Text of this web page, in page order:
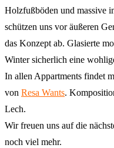
Holzfußböden und massive
schützen uns vor äußeren
das Konzept ab. Glasierte
Winter sicherlich eine
In allen Appartments findet
von Resa Wants.
Lech.
Wir freuen uns auf die
noch viel mehr.